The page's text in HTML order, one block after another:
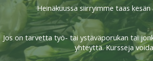
Heinäkuussa siirryimme taas
Jos on tarvetta työ- tai ystäväporukan tai
yhteyttä. Kursseja